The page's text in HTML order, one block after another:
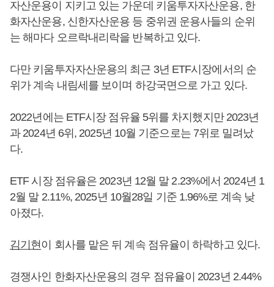
자산운용이 지키고 있는 가운데 키움투자자산운용, 한
화자산운용, 신한자산운용 등 중위권 운용사들의 순위
는 해마다 오르락내리락을 반복하고 있다.
다만 키움투자자산운용의 최근 3년 ETF시장에서의 순
위가 계속 내림세를 보이며 하강국면으로 가고 있다.
2022년에는 ETF시장 점유율 5위를 차지했지만 2023년
과 2024년 6위, 2025년 10월 기준으로는 7위로 밀려났
다.
ETF 시장 점유율은 2023년 12월 말 2.23%에서 2024년 1
2월 말 2.11%, 2025년 10월28일 기준 1.96%로 계속 낮
아졌다.
김기현이 회사를 맡은 뒤 계속 점유율이 하락하고 있다.
경쟁사인 한화자산운용의 경우 점유율이 2023년 2.44%